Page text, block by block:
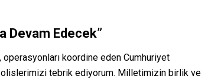
Devam Edecek”
operasyonları koordine eden Cumhuriyet
polislerimizi tebrik ediyorum. Milletimizin birlik ve